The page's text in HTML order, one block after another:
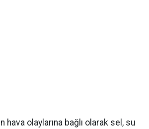
hava olaylarına bağlı olarak sel, su